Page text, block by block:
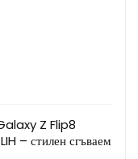
Z Flip8
– стилен сгъваем